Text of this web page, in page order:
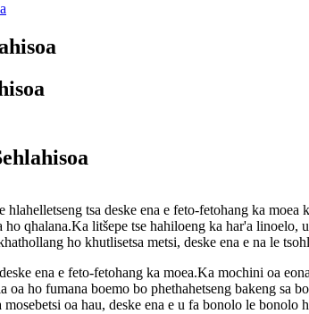
hlahelletseng tsa deske ena e feto-fetohang ka
ho qhalana.Ka litšepe tse hahiloeng ka har'a
ho khutlisetsa metsi, deske ena e na le
ena e feto-fetohang ka moea.Ka mochini oa
oa ho fumana boemo bo phethahetseng bakeng sa
oa hau, deske ena e u fa bonolo le bonolo